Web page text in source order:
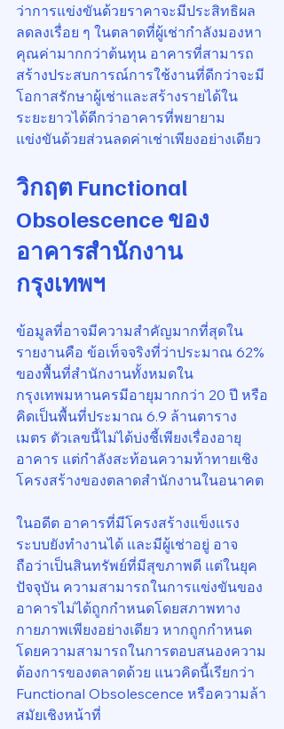
ว่าการแข่งขันด้วยราคาจะมีประสิทธิผล
ลดลงเรื่อย ๆ ในตลาดที่ผู้เช่ากำลังมองหา
คุณค่ามากกว่าต้นทุน อาคารที่สามารถ
สร้างประสบการณ์การใช้งานที่ดีกว่าจะมี
โอกาสรักษาผู้เช่าและสร้างรายได้ใน
ระยะยาวได้ดีกว่าอาคารที่พยายาม
แข่งขันด้วยส่วนลดค่าเช่าเพียงอย่างเดียว
วิกฤต Functional
Obsolescence ของ
อาคารสำนักงาน
กรุงเทพฯ
ข้อมูลที่อาจมีความสำคัญมากที่สุดใน
รายงานคือ ข้อเท็จจริงที่ว่าประมาณ 62%
ของพื้นที่สำนักงานทั้งหมดใน
กรุงเทพมหานครมีอายุมากกว่า 20 ปี หรือ
คิดเป็นพื้นที่ประมาณ 6.9 ล้านตาราง
เมตร ตัวเลขนี้ไม่ได้บ่งชี้เพียงเรื่องอายุ
อาคาร แต่กำลังสะท้อนความท้าทายเชิง
โครงสร้างของตลาดสำนักงานในอนาคต
ในอดีต อาคารที่มีโครงสร้างแข็งแรง
ระบบยังทำงานได้ และมีผู้เช่าอยู่ อาจ
ถือว่าเป็นสินทรัพย์ที่มีสุขภาพดี แต่ในยุค
ปัจจุบัน ความสามารถในการแข่งขันของ
อาคารไม่ได้ถูกกำหนดโดยสภาพทาง
กายภาพเพียงอย่างเดียว หากถูกกำหนด
โดยความสามารถในการตอบสนองความ
ต้องการของตลาดด้วย แนวคิดนี้เรียกว่า
Functional Obsolescence หรือความล้า
สมัยเชิงหน้าที่